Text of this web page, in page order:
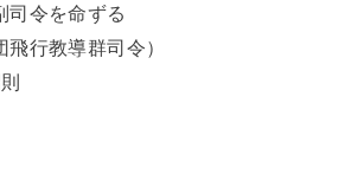
司令を命ずる
飛行教導群司令）